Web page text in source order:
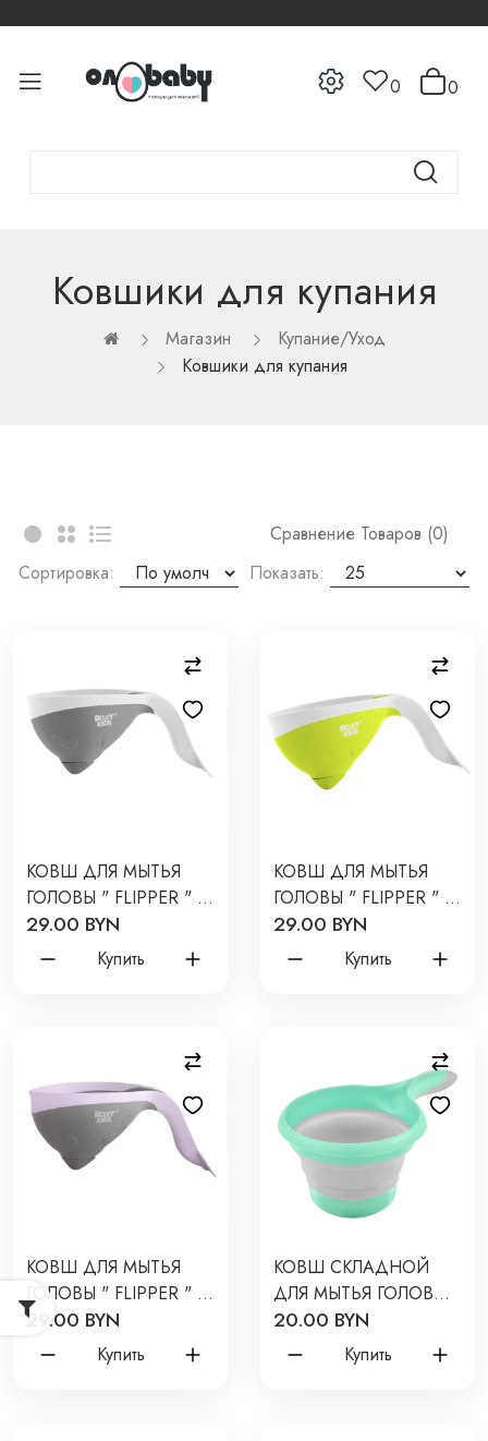
0 0
Ковшики для купания
Магазин
Купание/Уход
Ковшики для купания
Сравнение Товаров (0)
Сортировка:
Показать:
КОВШ ДЛЯ МЫТЬЯ
ГОЛОВЫ " FLIPPER " С
ЛЕЙКОЙ ЦВЕТ:
ГРАФИТ RBS-004-GRO
29.00 BYN
Купить
КОВШ ДЛЯ МЫТЬЯ
ГОЛОВЫ " FLIPPER " С
ЛЕЙКОЙ ЦВЕТ:
ЗЕЛЕНЫЙ RBS-004-GO
29.00 BYN
Купить
КОВШ ДЛЯ МЫТЬЯ
ГОЛОВЫ " FLIPPER " С
ЛЕЙКОЙ ЦВЕТ:
СЕРЫЙ RBS-004-S
29.00 BYN
Купить
КОВШ СКЛАДНОЙ
ДЛЯ МЫТЬЯ ГОЛОВЫ
И КУПАНИЯ ЦВЕТ:
МЯТНЫЙ RLDL-001-M
20.00 BYN
Купить